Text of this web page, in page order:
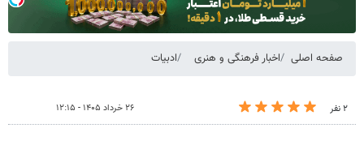
صفحه اصلی اخبار فرهنگی و هنری ادبیات
۲ نفر ۲۶ خرداد ۱۴۰۵ - ۱۲:۱۵